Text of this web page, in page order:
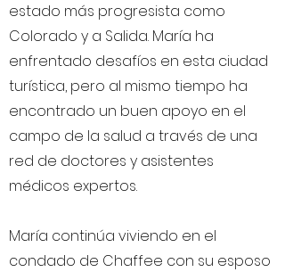
estado más progresista como
Colorado y a Salida. María ha
enfrentado desafíos en esta ciudad
turística, pero al mismo tiempo ha
encontrado un buen apoyo en el
campo de la salud a través de una
red de doctores y asistentes
médicos expertos.
María continúa viviendo en el
condado de Chaffee con su esposo